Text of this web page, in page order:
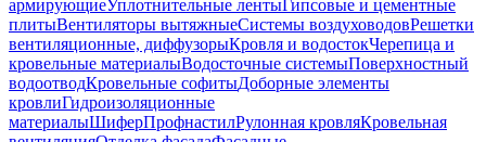
армирующиеУплотнительные лентыГипсовые и цементные
плитыВентиляторы вытяжныеСистемы воздуховодовРешетки
вентиляционные, диффузорыКровля и водостокЧерепица и
кровельные материалыВодосточные системыПоверхностный
водоотводКровельные софитыДоборные элементы
кровлиГидроизоляционные
материалыШиферПрофнастилРулонная кровляКровельная